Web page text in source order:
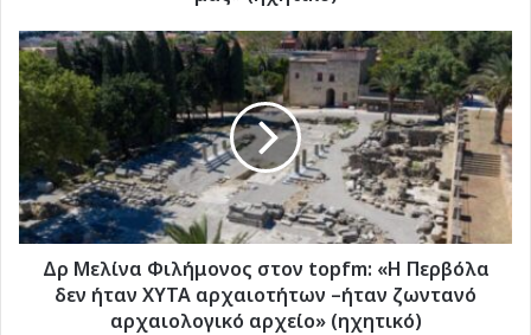
χωριού
μας»
(ηχητικό)
Δρ
Μελίνα
Φιλήμονος
στον
topfm:
«Η
Περβόλα
δεν
ήταν
ΧΥΤΑ
αρχαιοτήτων
Δρ Μελίνα Φιλήμονος στον topfm: «Η Περβόλα
δεν ήταν ΧΥΤΑ αρχαιοτήτων –ήταν ζωντανό
αρχαιολογικό αρχείο» (ηχητικό)